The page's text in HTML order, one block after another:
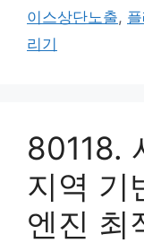
이스상단노출,
리기
80118.
지역 기
엔진 최